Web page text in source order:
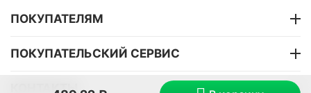
ПОКУПАТЕЛЯМ
ПОКУПАТЕЛЬСКИЙ СЕРВИС
КОНТАКТЫ